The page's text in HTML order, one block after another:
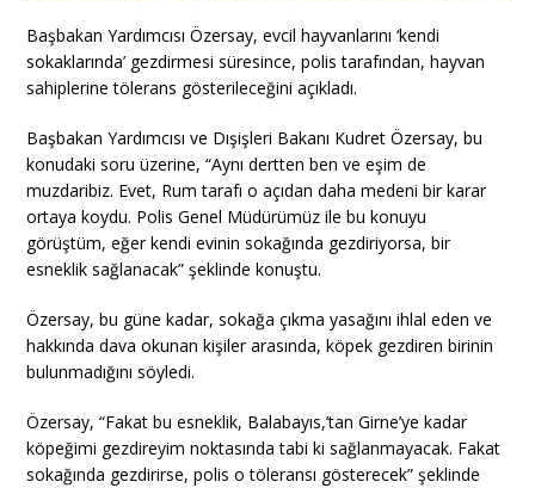
Başbakan Yardımcısı Özersay, evcil hayvanlarını ‘kendi
sokaklarında’ gezdirmesi süresince, polis tarafından, hayvan
sahiplerine tölerans gösterileceğini açıkladı.
Başbakan Yardımcısı ve Dışişleri Bakanı Kudret Özersay, bu
konudaki soru üzerine, “Aynı dertten ben ve eşim de
muzdaribiz. Evet, Rum tarafı o açıdan daha medeni bir karar
ortaya koydu. Polis Genel Müdürümüz ile bu konuyu
görüştüm, eğer kendi evinin sokağında gezdiriyorsa, bir
esneklik sağlanacak” şeklinde konuştu.
Özersay, bu güne kadar, sokağa çıkma yasağını ihlal eden ve
hakkında dava okunan kişiler arasında, köpek gezdiren birinin
bulunmadığını söyledi.
Özersay, “Fakat bu esneklik, Balabayıs,’tan Girne’ye kadar
köpeğimi gezdireyim noktasında tabi ki sağlanmayacak. Fakat
sokağında gezdirirse, polis o töleransı gösterecek” şeklinde